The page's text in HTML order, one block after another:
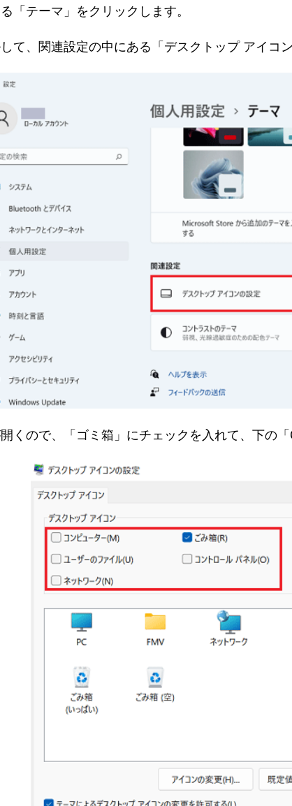
「テーマ」をクリックします。
て、関連設定の中にある「デスクトップ アイコ
くので、「ゴミ箱」にチェックを入れて、下の「